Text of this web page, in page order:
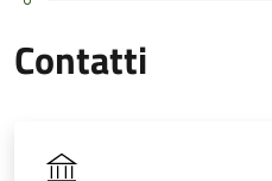
Contatti